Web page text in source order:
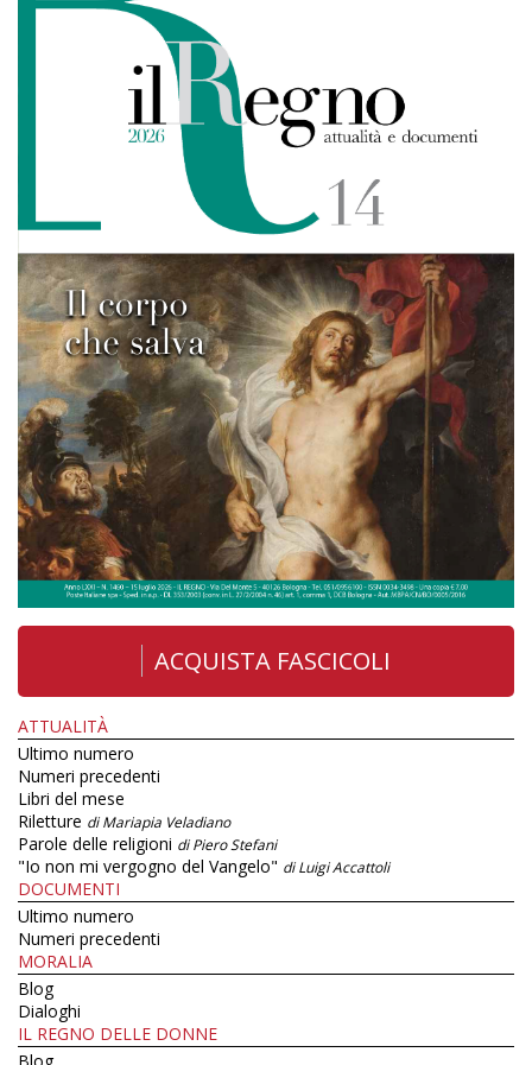
ACQUISTA FASCICOLI
ATTUALITÀ
Ultimo numero
Numeri precedenti
Libri del mese
Riletture di Mariapia Veladiano
Parole delle religioni di Piero Stefani
"Io non mi vergogno del Vangelo" di Luigi Accattoli
DOCUMENTI
Ultimo numero
Numeri precedenti
MORALIA
Blog
Dialoghi
IL REGNO DELLE DONNE